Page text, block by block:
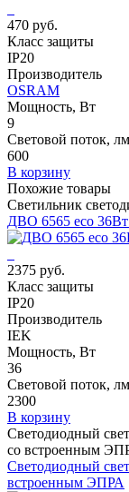
470 руб.
Класс защиты
IP20
Производитель
OSRAM
Мощность, Вт
9
Световой поток, лм
600
В корзину
Похожие товары
Светильник
ДВО 6565 eco 36Вт
2375 руб.
Класс защиты
IP20
Производитель
IEK
Мощность, Вт
36
Световой поток, лм
2300
В корзину
Светодиодный
со встроенным
Светодиодный
встроенным ЭПРА